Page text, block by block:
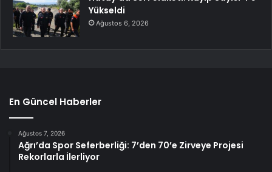
Yükseldi
Ağustos 6, 2026
En Güncel Haberler
Ağustos 7, 2026
Ağrı’da Spor Seferberliği: 7’den 70’e Zirveye Projesi
Rekorlarla İlerliyor